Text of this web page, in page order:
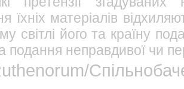
їхніх матеріалів
світлі його та країну
подання неправдивої чи